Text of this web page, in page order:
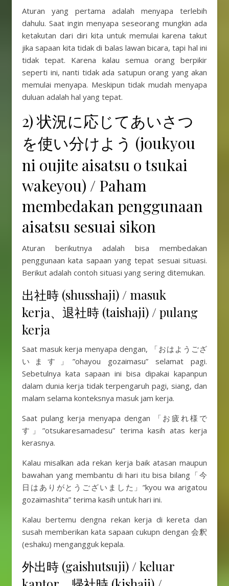
Aturan yang pertama adalah menyapa terlebih
dahulu. Saat ingin menyapa seseorang mungkin ada
ketakutan dari diri kita untuk memulai karena takut
jika sapaan kita tidak di balas lawan bicara, tapi hal ini
tidak tepat. Karena kalau semua orang berpikir
seperti ini, nanti tidak ada satupun orang yang akan
memulai menyapa. Meskipun tidak mudah menyapa
duluan adalah hal yang tepat.
2) 状況に応じてあいさつ
を使い分けよう (joukyou
ni oujite aisatsu o tsukai
wakeyou) / Paham
membedakan penggunaan
aisatsu sesuai sikon
Aturan berikutnya adalah bisa membedakan
penggunaan kata sapaan yang tepat sesuai situasi.
Berikut adalah contoh situasi yang sering ditemukan.
出社時 (shusshaji) / masuk
kerja、退社時 (taishaji) / pulang
kerja
Saat masuk kerja menyapa dengan, 「おはようござ
います」”ohayou gozaimasu” selamat pagi.
Sebetulnya kata sapaan ini bisa dipakai kapanpun
dalam dunia kerja tidak terpengaruh pagi, siang, dan
malam selama konteksnya masuk jam kerja.
Saat pulang kerja menyapa dengan 「お疲れ様で
す」”otsukaresamadesu” terima kasih atas kerja
kerasnya.
Kalau misalkan ada rekan kerja baik atasan maupun
bawahan yang membantu di hari itu bisa bilang「今
日はありがとうございました」”kyou wa arigatou
gozaimashita” terima kasih untuk hari ini.
Kalau bertemu dengna rekan kerja di kereta dan
susah memberikan kata sapaan cukupn dengan 会釈
(eshaku) mengangguk kepala.
外出時 (gaishutsuji) / keluar